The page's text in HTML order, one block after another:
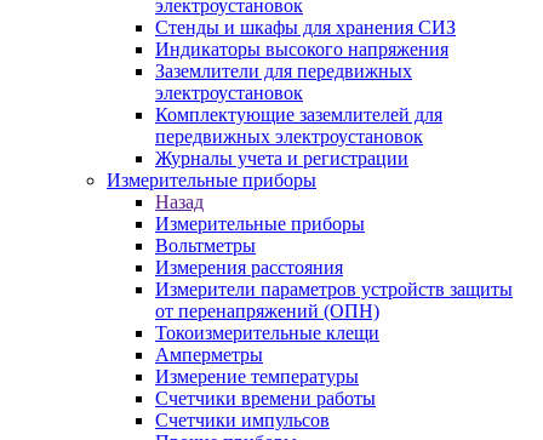
электроустановок
Стенды и шкафы для хранения СИЗ
Индикаторы высокого напряжения
Заземлители для передвижных
электроустановок
Комплектующие заземлителей для
передвижных электроустановок
Журналы учета и регистрации
Измерительные приборы
Назад
Измерительные приборы
Вольтметры
Измерения расстояния
Измерители параметров устройств защиты
от перенапряжений (ОПН)
Токоизмерительные клещи
Амперметры
Измерение температуры
Счетчики времени работы
Счетчики импульсов